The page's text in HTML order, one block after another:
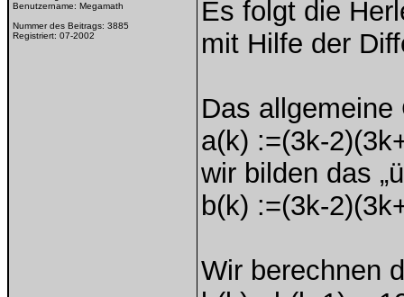
Benutzername: Megamath
Nummer des Beitrags: 3885
Registriert: 07-2002
Es folgt die
mit Hilfe der
Das
a(k) :=(3k-
wir bilden das
b(k) :=(3k-
Wir berechnen